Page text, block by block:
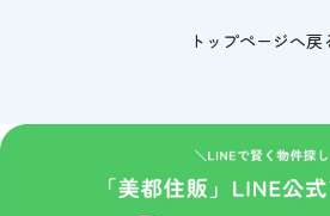
させていただくことがあります。
当社はセキュリティに関して収集した
のもとで安全に保管し、不正アクセス
洩等から保護するための対策を講じ、
徹底するよう指導いたします。
トップページへ戻